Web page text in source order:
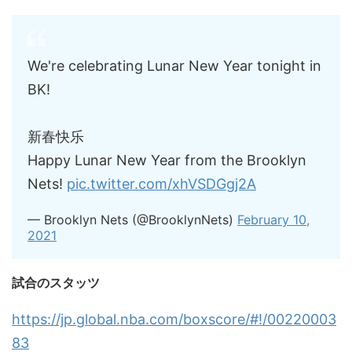
We're celebrating Lunar New Year tonight in
BK!
新春快乐
Happy Lunar New Year from the Brooklyn
Nets! pic.twitter.com/xhVSDGgj2A
— Brooklyn Nets (@BrooklynNets) February 10,
2021
試合のスタッツ
https://jp.global.nba.com/boxscore/#!/00220003
83